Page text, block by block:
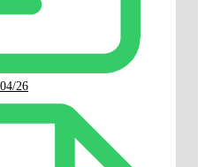
26